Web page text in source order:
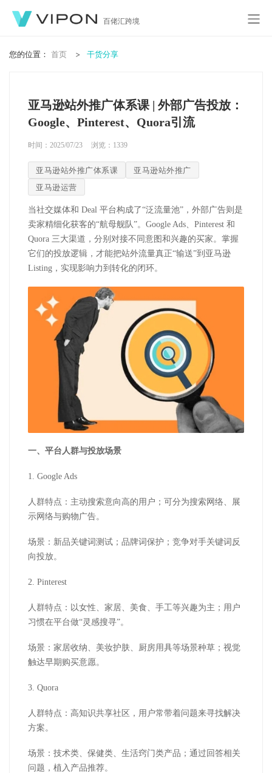
百佬汇跨境
您的位置： 首页 干货分享
亚马逊站外推广体系课 | 外部广告投放：
Google、Pinterest、Quora引流
时间：2025/07/23 浏览： 1339
亚马逊站外推广体系课
亚马逊站外推广
亚马逊运营
当社交媒体和 Deal 平台构成了“泛流量池”，外部广告则是
卖家精细化获客的“航母舰队”。Google Ads、Pinterest 和
Quora 三大渠道，分别对接不同意图和兴趣的买家。掌握
它们的投放逻辑，才能把站外流量真正“输送”到亚马逊
Listing，实现影响力到转化的闭环。
一、平台人群与投放场景
1. Google Ads
人群特点：主动搜索意向高的用户；可分为搜索网络、展
示网络与购物广告。
场景：新品关键词测试；品牌词保护；竞争对手关键词反
向投放。
2. Pinterest
人群特点：以女性、家居、美食、手工等兴趣为主；用户
习惯在平台做“灵感搜寻”。
场景：家居收纳、美妆护肤、厨房用具等场景种草；视觉
触达早期购买意愿。
3. Quora
人群特点：高知识共享社区，用户常带着问题来寻找解决
方案。
场景：技术类、保健类、生活窍门类产品；通过回答相关
问题，植入产品推荐。